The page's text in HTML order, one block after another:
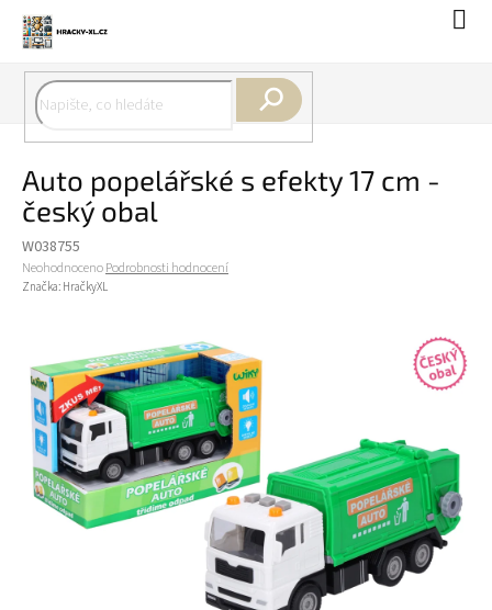
obsah
Auto popelářské s efekty 17 cm -
český obal
W038755
Průměrné
hodnocení
hvězdiček.
NeohodnocenoPodrobnosti hodnocení
Značka: HračkyXL